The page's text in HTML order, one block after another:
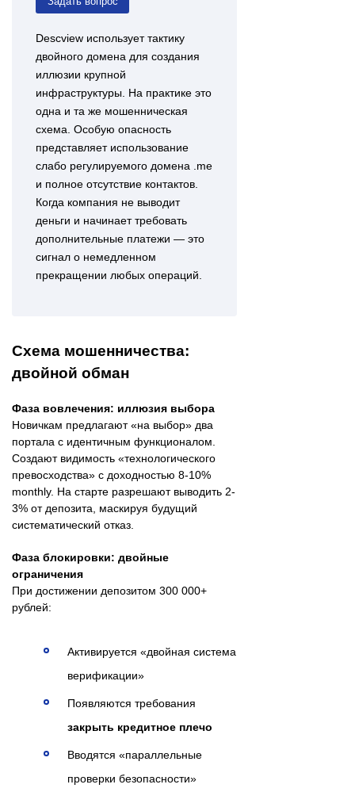
Descview использует тактику
двойного домена для создания
иллюзии крупной
инфраструктуры. На практике это
одна и та же мошенническая
схема. Особую опасность
представляет использование
слабо регулируемого домена .me
и полное отсутствие контактов.
Когда компания не выводит
деньги и начинает требовать
дополнительные платежи — это
сигнал о немедленном
прекращении любых операций.
Схема мошенничества:
двойной обман
Фаза вовлечения: иллюзия выбора
Новичкам предлагают «на выбор» два
портала с идентичным функционалом.
Создают видимость «технологического
превосходства» с доходностью 8-10%
monthly. На старте разрешают выводить 2-
3% от депозита, маскируя будущий
систематический отказ.
Фаза блокировки: двойные
ограничения
При достижении депозитом 300 000+
рублей:
Активируется «двойная система
верификации»
Появляются требования
закрыть кредитное плечо
Вводятся «параллельные
проверки безопасности»